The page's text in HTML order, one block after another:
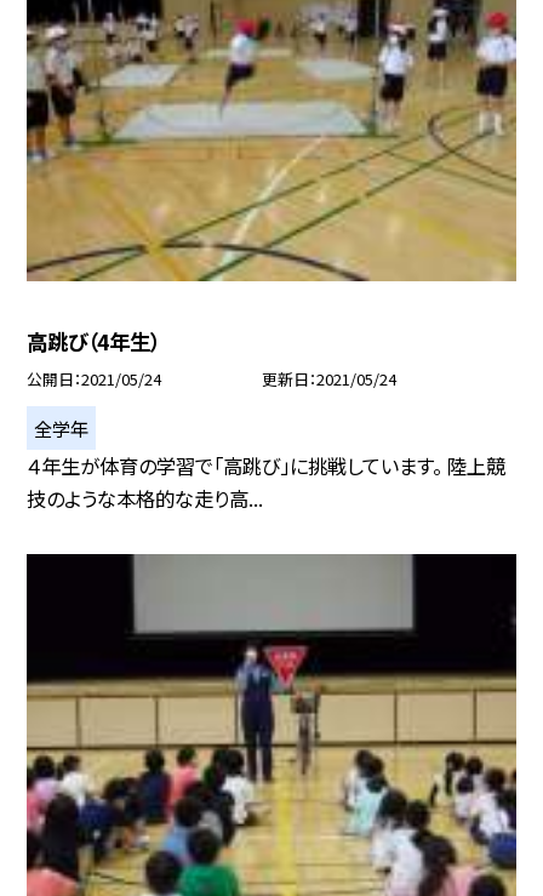
高跳び（4年生）
公開日 2021/05/24 更新日 2021/05/24
全学年
４年生が体育の学習で「高跳び」に挑戦しています。 陸上競
技のような本格的な走り高...